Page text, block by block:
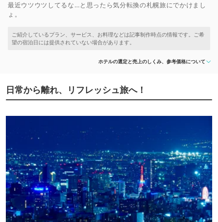
最近ウツウツしてるな…と思ったら気分転換の札幌旅にでかけまし
ょ。
ホテルの選定と売上のしくみ、参考価格について
日常から離れ、リフレッシュ旅へ！